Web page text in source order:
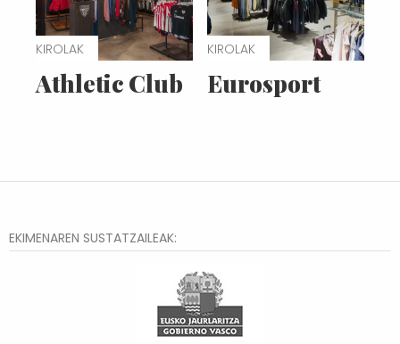
KIROLAK
Athletic Club
KIROLAK
Eurosport
EKIMENAREN SUSTATZAILEAK: